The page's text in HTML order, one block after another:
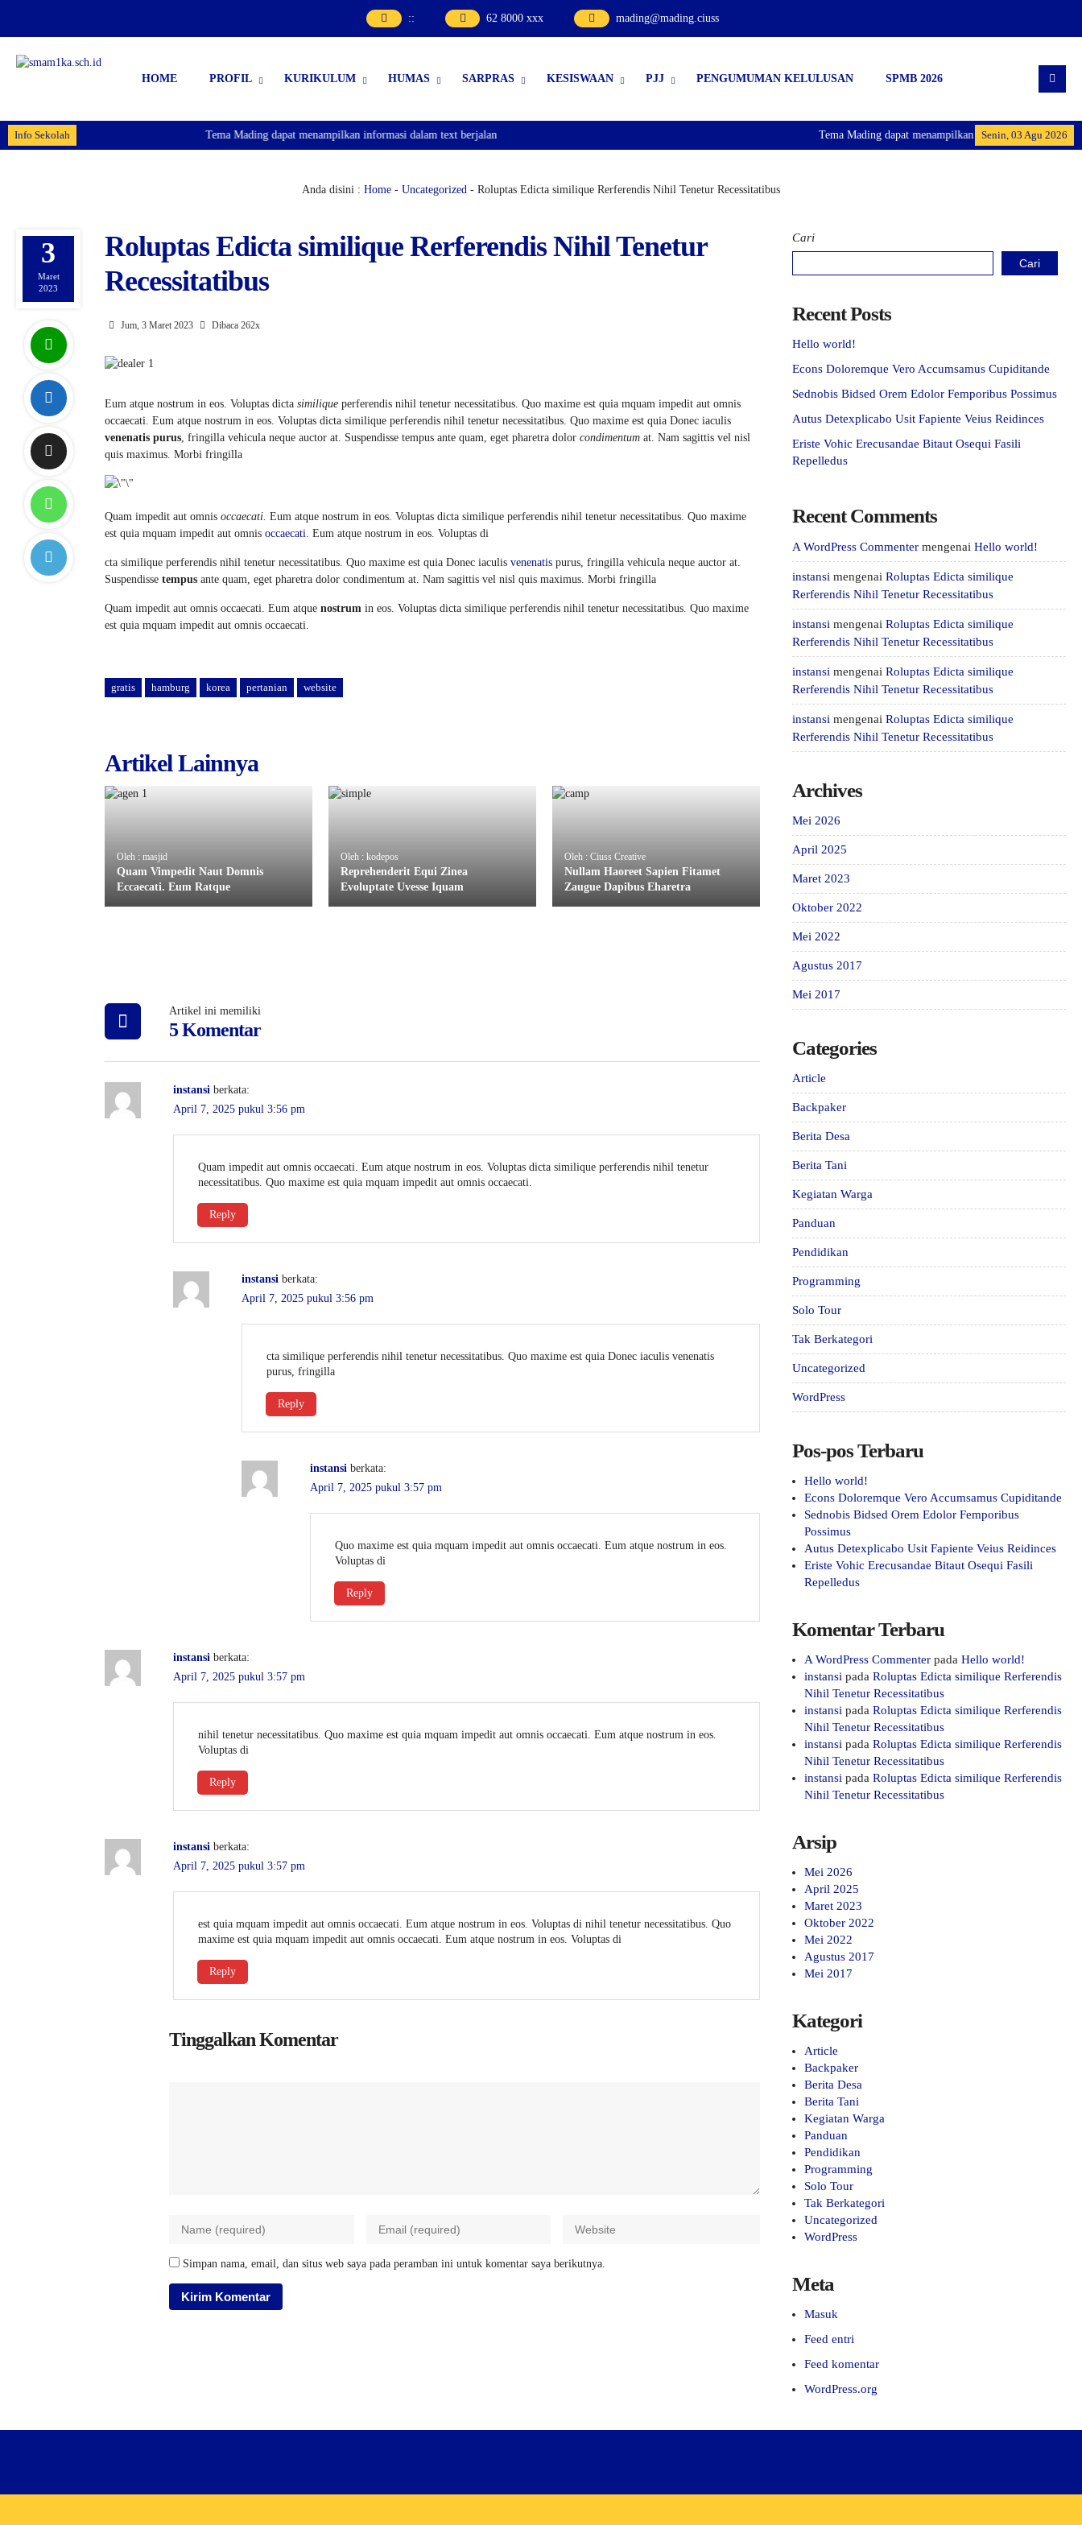
:: 62 8000 xxx mading@mading.ciuss
HOME PROFIL KURIKULUM HUMAS SARPRAS KESISWAAN PJJ PENGUMUMAN KELULUSAN SPMB 2026
Info Sekolah Senin, 03 Agu 2026
Tema Mading dapat menampilkan informasi dalam text
Tema Mading dapat menampilkan informasi dalam text berjalan
Anda disini : Home - Uncategorized - Roluptas Edicta similique Rerferendis Nihil Tenetur Recessitatibus
3
Maret
2023
Roluptas Edicta similique Rerferendis Nihil Tenetur
Recessitatibus
Jum, 3 Maret 2023 Dibaca 262x
Eum atque nostrum in eos. Voluptas dicta similique perferendis nihil tenetur necessitatibus. Quo maxime est quia mquam impedit aut omnis
occaecati. Eum atque nostrum in eos. Voluptas dicta similique perferendis nihil tenetur necessitatibus. Quo maxime est quia Donec iaculis
venenatis purus, fringilla vehicula neque auctor at. Suspendisse tempus ante quam, eget pharetra dolor condimentum at. Nam sagittis vel nisl
quis maximus. Morbi fringilla
Quam impedit aut omnis occaecati. Eum atque nostrum in eos. Voluptas dicta similique perferendis nihil tenetur necessitatibus. Quo maxime
est quia mquam impedit aut omnis occaecati. Eum atque nostrum in eos. Voluptas di
cta similique perferendis nihil tenetur necessitatibus. Quo maxime est quia Donec iaculis venenatis purus, fringilla vehicula neque auctor at.
Suspendisse tempus ante quam, eget pharetra dolor condimentum at. Nam sagittis vel nisl quis maximus. Morbi fringilla
Quam impedit aut omnis occaecati. Eum atque nostrum in eos. Voluptas dicta similique perferendis nihil tenetur necessitatibus. Quo maxime
est quia mquam impedit aut omnis occaecati.
gratis hamburg korea pertanian website
Artikel Lainnya
Oleh : masjid
Quam Vimpedit Naut Domnis
Eccaecati. Eum Ratque
Oleh : kodepos
Reprehenderit Equi Zinea
Evoluptate Uvesse Iquam
Oleh : Ciuss Creative
Nullam Haoreet Sapien Fitamet
Zaugue Dapibus Eharetra
Artikel ini memiliki
5 Komentar
instansi berkata:
April 7, 2025 pukul 3:56 pm
Quam impedit aut omnis occaecati. Eum atque nostrum in eos. Voluptas dicta similique perferendis nihil tenetur
necessitatibus. Quo maxime est quia mquam impedit aut omnis occaecati.
Reply
instansi berkata:
April 7, 2025 pukul 3:56 pm
cta similique perferendis nihil tenetur necessitatibus. Quo maxime est quia Donec iaculis venenatis
purus, fringilla
Reply
instansi berkata:
April 7, 2025 pukul 3:57 pm
Quo maxime est quia mquam impedit aut omnis occaecati. Eum atque nostrum in eos.
Voluptas di
Reply
instansi berkata:
April 7, 2025 pukul 3:57 pm
nihil tenetur necessitatibus. Quo maxime est quia mquam impedit aut omnis occaecati. Eum atque nostrum in eos.
Voluptas di
Reply
instansi berkata:
April 7, 2025 pukul 3:57 pm
est quia mquam impedit aut omnis occaecati. Eum atque nostrum in eos. Voluptas di nihil tenetur necessitatibus. Quo
maxime est quia mquam impedit aut omnis occaecati. Eum atque nostrum in eos. Voluptas di
Reply
Tinggalkan Komentar
Simpan nama, email, dan situs web saya pada peramban ini untuk komentar saya berikutnya.
Cari
Cari
Recent Posts
Hello world!
Econs Doloremque Vero Accumsamus Cupiditande
Sednobis Bidsed Orem Edolor Femporibus Possimus
Autus Detexplicabo Usit Fapiente Veius Reidinces
Eriste Vohic Erecusandae Bitaut Osequi Fasili
Repelledus
Recent Comments
A WordPress Commenter mengenai Hello world!
instansi mengenai Roluptas Edicta similique
Rerferendis Nihil Tenetur Recessitatibus
instansi mengenai Roluptas Edicta similique
Rerferendis Nihil Tenetur Recessitatibus
instansi mengenai Roluptas Edicta similique
Rerferendis Nihil Tenetur Recessitatibus
instansi mengenai Roluptas Edicta similique
Rerferendis Nihil Tenetur Recessitatibus
Archives
Mei 2026
April 2025
Maret 2023
Oktober 2022
Mei 2022
Agustus 2017
Mei 2017
Categories
Article
Backpaker
Berita Desa
Berita Tani
Kegiatan Warga
Panduan
Pendidikan
Programming
Solo Tour
Tak Berkategori
Uncategorized
WordPress
Pos-pos Terbaru
Hello world!
Econs Doloremque Vero Accumsamus Cupiditande
Sednobis Bidsed Orem Edolor Femporibus
Possimus
Autus Detexplicabo Usit Fapiente Veius Reidinces
Eriste Vohic Erecusandae Bitaut Osequi Fasili
Repelledus
Komentar Terbaru
A WordPress Commenter pada Hello world!
instansi pada Roluptas Edicta similique Rerferendis
Nihil Tenetur Recessitatibus
instansi pada Roluptas Edicta similique Rerferendis
Nihil Tenetur Recessitatibus
instansi pada Roluptas Edicta similique Rerferendis
Nihil Tenetur Recessitatibus
instansi pada Roluptas Edicta similique Rerferendis
Nihil Tenetur Recessitatibus
Arsip
Mei 2026
April 2025
Maret 2023
Oktober 2022
Mei 2022
Agustus 2017
Mei 2017
Kategori
Article
Backpaker
Berita Desa
Berita Tani
Kegiatan Warga
Panduan
Pendidikan
Programming
Solo Tour
Tak Berkategori
Uncategorized
WordPress
Meta
Masuk
Feed entri
Feed komentar
WordPress.org